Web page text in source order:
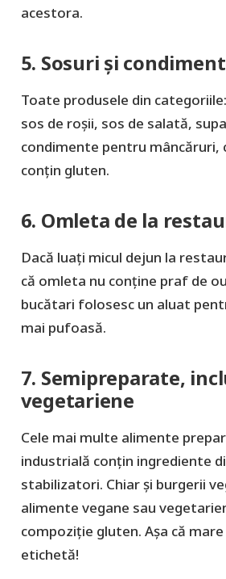
acestora.
5. Sosuri și
Toate produsele din
sos de roșii, sos de salată,
condimente pentru mâncăruri,
conțin gluten.
6. Omleta de la
Dacă luați micul dejun la
că omleta nu conține praf de
bucătari folosesc un aluat
mai pufoasă.
7. Semipreparate,
vegetariene
Cele mai multe alimente
industrială conțin ingrediente
stabilizatori. Chiar și burgerii
alimente vegane sau
compoziție gluten. Așa că
etichetă!